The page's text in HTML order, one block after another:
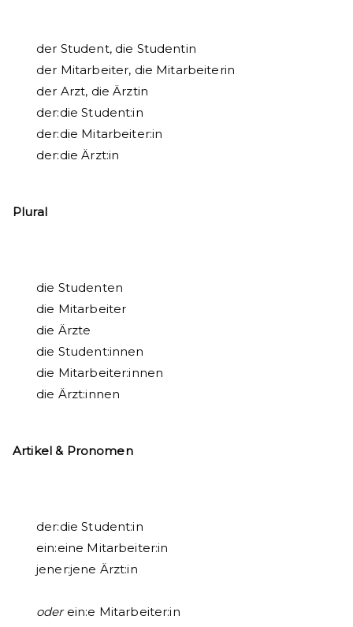
der Student, die Studentin
der Mitarbeiter, die Mitarbeiterin
der Arzt, die Ärztin
der:die Student:in
der:die Mitarbeiter:in
der:die Ärzt:in
Plural
die Studenten
die Mitarbeiter
die Ärzte
die Student:innen
die Mitarbeiter:innen
die Ärzt:innen
Artikel & Pronomen
der:die Student:in
ein:eine Mitarbeiter:in
jener:jene Ärzt:in
oderein:e Mitarbeiter:in